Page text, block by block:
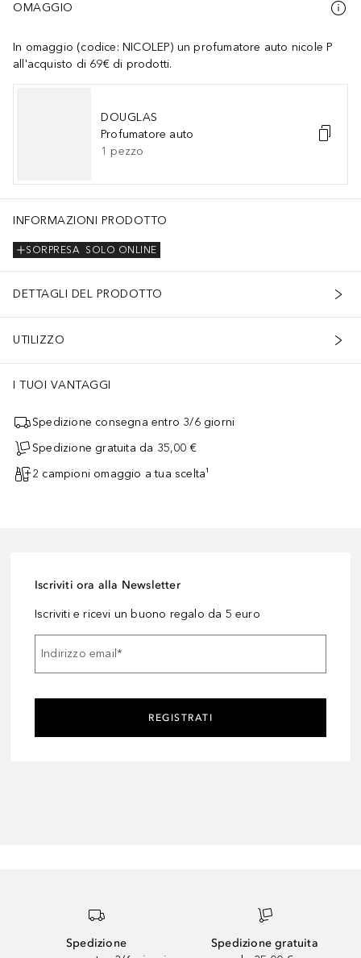
OMAGGIO
In omaggio (codice: NICOLEP) un profumatore auto nicole P
all'acquisto di 69€ di prodotti.
DOUGLAS
Profumatore auto
1 pezzo
INFORMAZIONI PRODOTTO
SOLO ONLINE
SORPRESA
DETTAGLI DEL PRODOTTO
UTILIZZO
I TUOI VANTAGGI
Spedizione consegna entro 3/6 giorni
Spedizione gratuita da 35,00 €
2 campioni omaggio a tua scelta¹
Iscriviti ora alla Newsletter
Iscriviti e ricevi un buono regalo da 5 euro
Indirizzo email*
REGISTRATI
Spedizione
Spedizione gratuita